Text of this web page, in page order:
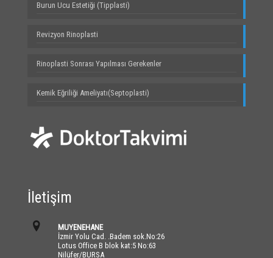
Burun Ucu Estetiği (Tipplasti)
Revizyon Rinoplasti
Rinoplasti Sonrası Yapılması Gerekenler
Kemik Eğriliği Ameliyatı(Septoplasti)
İletişim
MUYENEHANE
İzmir Yolu Cad. .Badem sok.No:26
Lotus Office B blok kat:5 No:63
Nilüfer/BURSA